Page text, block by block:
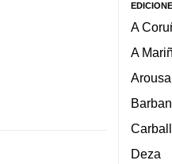
A
A
Arousa
Deza